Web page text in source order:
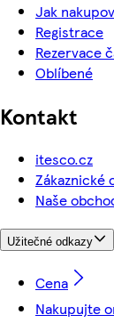
Jak
Registrace
Rezervace
Oblíbené
Kontakt
itesco.cz
Zákaznické
Naše
Užitečné odkazy
Cena
Nakupujte